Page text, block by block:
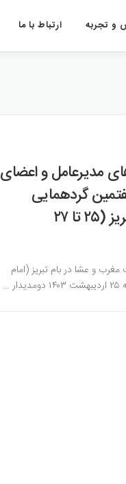
ارتباط با ما و تجربه
مدیرعامل و اعضای
گردهمایی
خیرین آموزش عالی در دانشگاه تبریز (۲۵ تا ۲۷
و عشا در بام تبریز (امام